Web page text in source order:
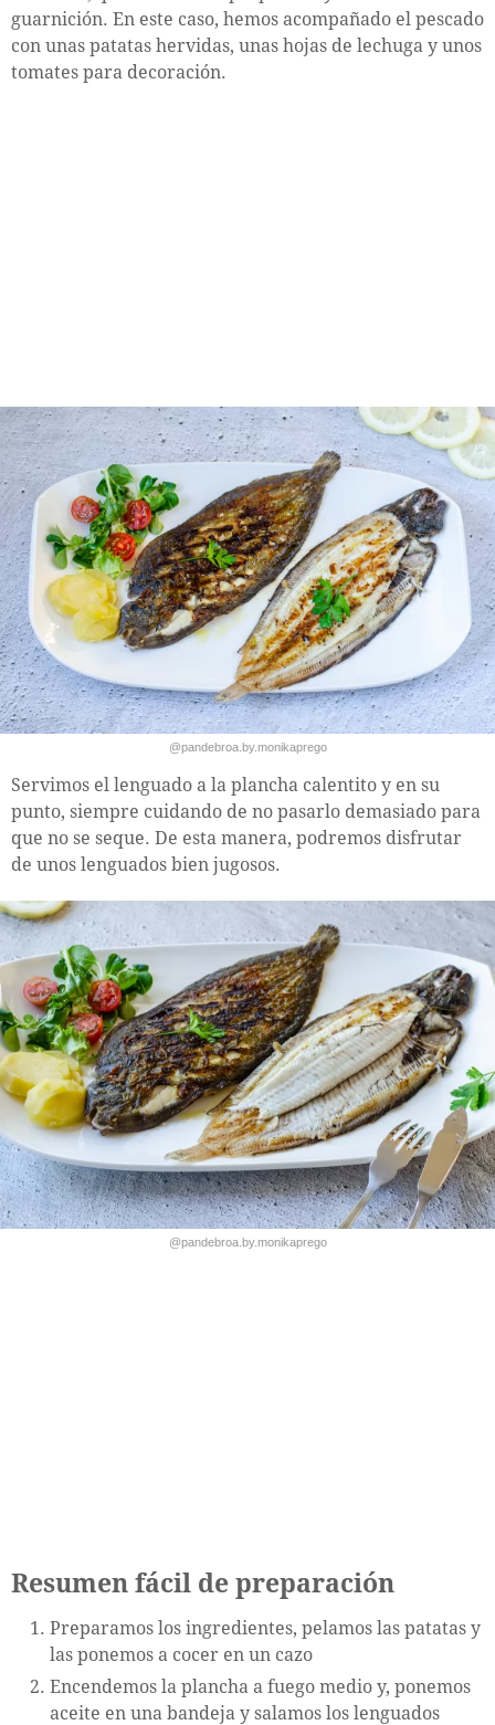
guarnición. En este caso, hemos acompañado el pescado
con unas patatas hervidas, unas hojas de lechuga y unos
tomates para decoración.
@pandebroa.by.monikaprego
Servimos el lenguado a la plancha calentito y en su
punto, siempre cuidando de no pasarlo demasiado para
que no se seque. De esta manera, podremos disfrutar
de unos lenguados bien jugosos.
@pandebroa.by.monikaprego
Resumen fácil de preparación
Preparamos los ingredientes, pelamos las patatas y
las ponemos a cocer en un cazo
Encendemos la plancha a fuego medio y, ponemos
aceite en una bandeja y salamos los lenguados